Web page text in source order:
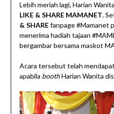
Lebih meriah lagi, Harian
LIKE & SHARE MAMANET.
& SHAREfanpage #Mamanet
menerima hadiah tajaan
bergambar bersama maskot
Acara tersebut telah
apabila boothHarian Wanita